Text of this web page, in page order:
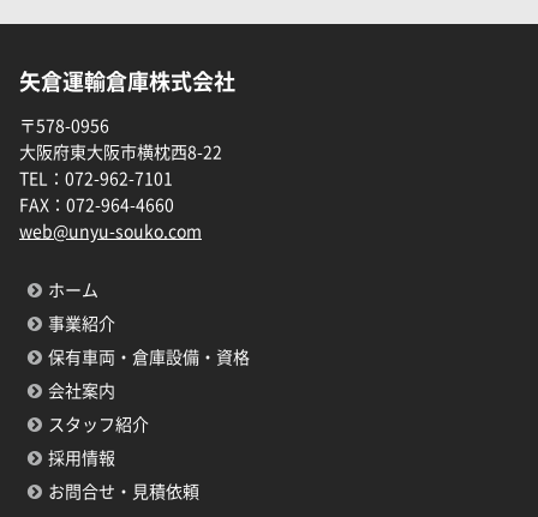
矢倉運輸倉庫株式会社
〒578-0956
大阪府東大阪市横枕西8-22
TEL： 072-962-7101
FAX： 072-964-4660
web@unyu-souko.com
ホーム
事業紹介
保有車両・倉庫設備・資格
会社案内
スタッフ紹介
採用情報
お問合せ・見積依頼